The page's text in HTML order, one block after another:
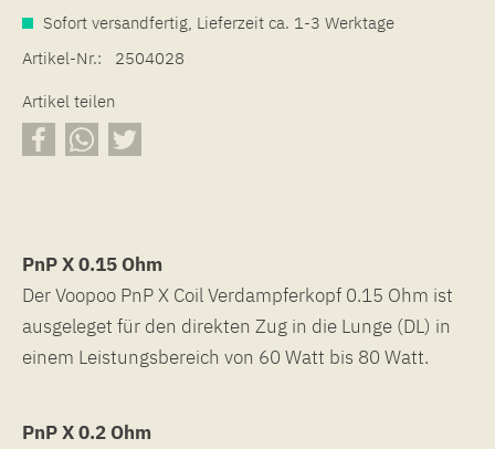
Sofort versandfertig, Lieferzeit ca. 1-3 Werktage
Artikel-Nr.:
2504028
Artikel teilen
PnP X 0.15 Ohm
Der Voopoo PnP X Coil Verdampferkopf 0.15 Ohm ist
ausgeleget für den direkten Zug in die Lunge (DL) in
einem Leistungsbereich von 60 Watt bis 80 Watt.
PnP X 0.2 Ohm